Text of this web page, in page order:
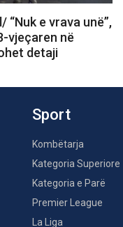
“Nuk e vrava unë”,
vjeçaren në
detaji
Sport
Kombëtarja
Kategoria Superiore
Kategoria e Parë
Premier League
La Liga